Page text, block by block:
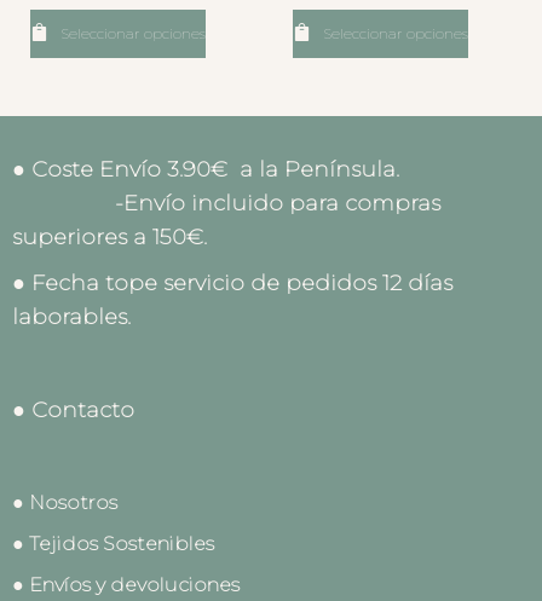
Seleccionar opciones Seleccionar opciones
● Coste Envío 3.90€ a la Península.
-Envío incluido para compras
superiores a 150€.
● Fecha tope servicio de pedidos 12 días
laborables.
● Contacto
● Nosotros
● Tejidos Sostenibles
● Envíos y devoluciones